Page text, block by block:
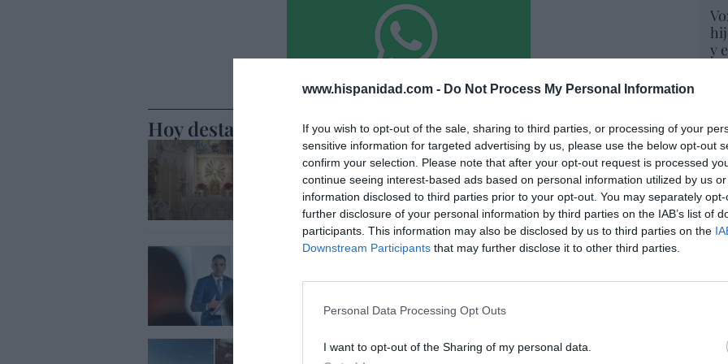
www.hispanidad.com - Do Not Process My Personal Information
If you wish to opt-out of the sale, sharing to third parties, or processing of your
sensitive information for targeted advertising by us, please use the below opt-out
confirm your selection. Please note that after your opt-out request is processed
continue seeing interest-based ads based on personal information utilized by us
information disclosed to third parties prior to your opt-out. You may separately
further disclosure of your personal information by third parties on the IAB’s list of
participants. This information may also be disclosed by us to third parties on the
Downstream Participants that may further disclose it to other third parties.
Personal Data Processing Opt Outs
I want to opt-out of the Sharing of my personal data.
Hoy destacamos
SOCIEDAD
No se puede dejar sólo al Santísimo... en ningún
caso
Eulogio López 09/08/26 06:00
SOCIEDAD
SOCIEDAD
y